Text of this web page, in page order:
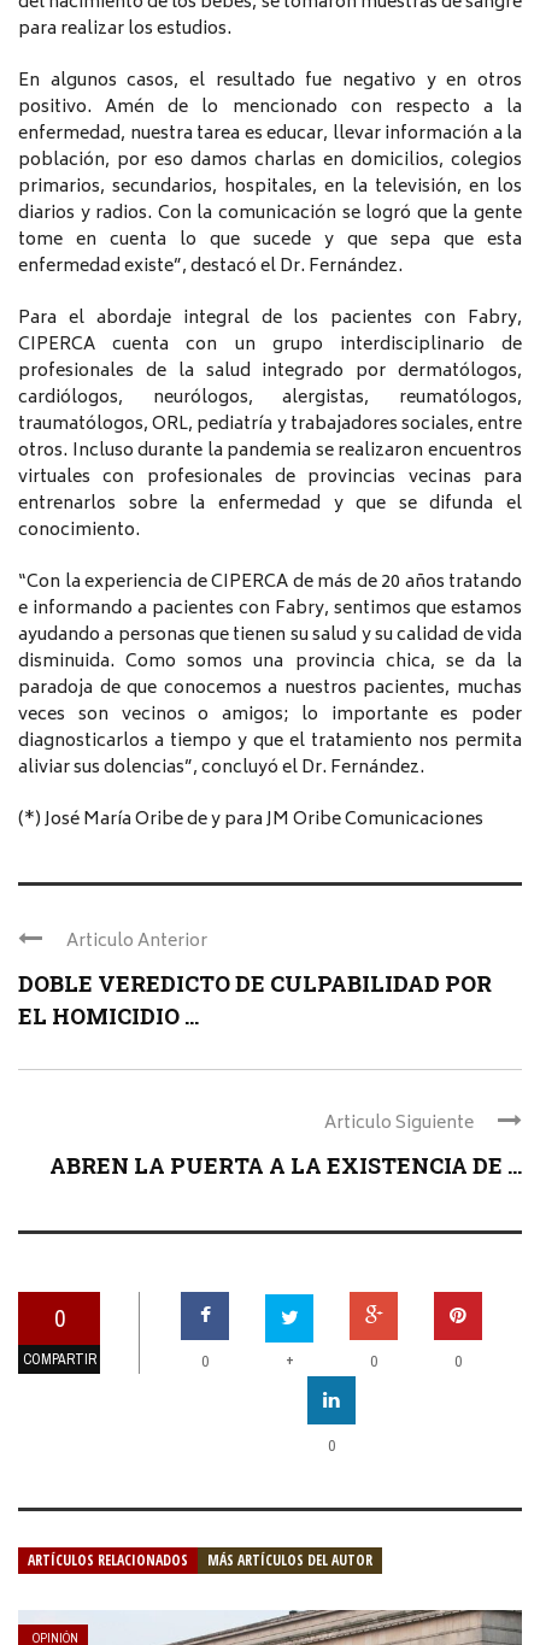
para realizar los estudios.
En algunos casos, el resultado fue negativo y en otros
positivo. Amén de lo mencionado con respecto a la
enfermedad, nuestra tarea es educar, llevar información a la
población, por eso damos charlas en domicilios, colegios
primarios, secundarios, hospitales, en la televisión, en los
diarios y radios. Con la comunicación se logró que la gente
tome en cuenta lo que sucede y que sepa que esta
enfermedad existe”, destacó el Dr. Fernández.
Para el abordaje integral de los pacientes con Fabry,
CIPERCA cuenta con un grupo interdisciplinario de
profesionales de la salud integrado por dermatólogos,
cardiólogos, neurólogos, alergistas, reumatólogos,
traumatólogos, ORL, pediatría y trabajadores sociales, entre
otros. Incluso durante la pandemia se realizaron encuentros
virtuales con profesionales de provincias vecinas para
entrenarlos sobre la enfermedad y que se difunda el
conocimiento.
“Con la experiencia de CIPERCA de más de 20 años tratando
e informando a pacientes con Fabry, sentimos que estamos
ayudando a personas que tienen su salud y su calidad de vida
disminuida. Como somos una provincia chica, se da la
paradoja de que conocemos a nuestros pacientes, muchas
veces son vecinos o amigos; lo importante es poder
diagnosticarlos a tiempo y que el tratamiento nos permita
aliviar sus dolencias”, concluyó el Dr. Fernández.
(*) José María Oribe de y para JM Oribe Comunicaciones
Articulo Anterior
DOBLE VEREDICTO DE CULPABILIDAD POR
EL HOMICIDIO ...
Articulo Siguiente
ABREN LA PUERTA A LA EXISTENCIA DE ...
0
COMPARTIR 0 + 0 0
0
ARTÍCULOS RELACIONADOS MÁS ARTÍCULOS DEL AUTOR
OPINIÓN